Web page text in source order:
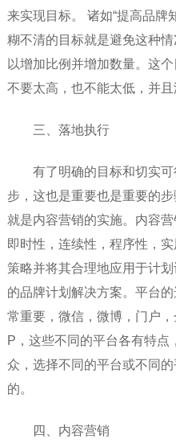
来实现目标。 诸如“提高品牌
糊不清的目标就是避免这种
以增加比例并增加数量。这
不要太高，也不能太低，并且
三、落地执行
有了明确的目标和切实
步，这也是重要也是重要的
就是内容营销的实施。内容
即时性，连续性，程序性，
策略并将其合理地应用于计
的品牌计划解决方案。平台
常重要，微信，微博，门户
P，这些不同的平台各有特点
众，选择不同的平台或不同
的。
四、内容营销